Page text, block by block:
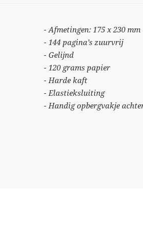
- Afmetingen: 175 x 230 mm
- 144 pagina’s zuurvrij
- Gelijnd
- 120 grams papier
- Harde kaft
- Elastieksluiting
- Handig opbergvakje